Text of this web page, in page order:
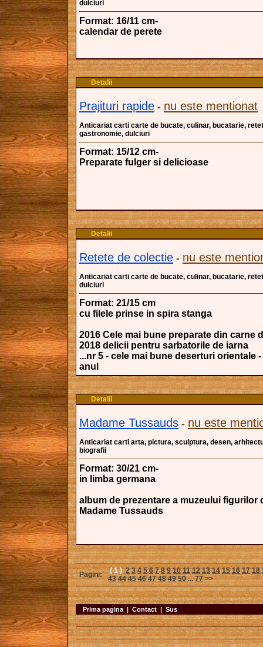
dulciuri
Format: 16/11 cm-
calendar de perete
Detalii
Prajituri rapide - nu este mentionat
Anticariat carti carte de bucate, culinar, bucatarie,
gastronomie, dulciuri
Format: 15/12 cm-
Preparate fulger si delicioase
Detalii
Retete de colectie - nu este
Anticariat carti carte de bucate, culinar, bucatarie,
dulciuri
Format: 21/15 cm
cu filele prinse in spira stanga
2016 Cele mai bune preparate din carne
2018 delicii pentru sarbatorile de iarna
...nr 5 - cele mai bune deserturi orientale
anul
Detalii
Madame Tussauds - nu este
Anticariat carti arta, pictura, sculptura, desen,
biografii
Format: 30/21 cm-
in limba germana
album de prezentare a muzeului figurilor
Madame Tussauds
Pagini: ( 1 ) 2 3 4 5 6 7 8 9 10 11 12 13 14 15 16 17 18
43 44 45 46 47 48 49 50... 77>>
Prima pagina | Contact | Sus